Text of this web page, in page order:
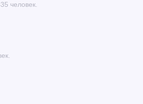
человек.